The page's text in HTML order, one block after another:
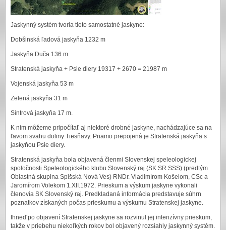
Jaskynný systém tvoria tieto samostatné jaskyne:
Dobšinská ľadová jaskyňa 1232 m
Jaskyňa Duča 136 m
Stratenská jaskyňa + Psie diery 19317 + 2670 = 21987 m
Vojenská jaskyňa 53 m
Zelená jaskyňa 31 m
Sintrová jaskyňa 17 m.
K nim môžeme pripočítať aj niektoré drobné jaskyne, nachádzajúce sa na
ľavom svahu doliny Tiesňavy. Priamo prepojená je Stratenská jaskyňa s
jaskyňou Psie diery.
Stratenská jaskyňa bola objavená členmi Slovenskej speleologickej
spoločnosti Speleologického klubu Slovenský raj (SK SR SSS) (predtým
Oblastná skupina Spišská Nová Ves) RNDr. Vladimírom Košelom, CSc a
Jaromírom Volekom 1.XII.1972. Prieskum a výskum jaskyne vykonali
členovia SK Slovenský raj. Predkladaná informácia predstavuje súhrn
poznatkov získaných počas prieskumu a výskumu Stratenskej jaskyne.
Ihneď po objavení Stratenskej jaskyne sa rozvinul jej intenzívny prieskum,
takže v priebehu niekoľkých rokov bol objavený rozsiahly jaskynný systém.